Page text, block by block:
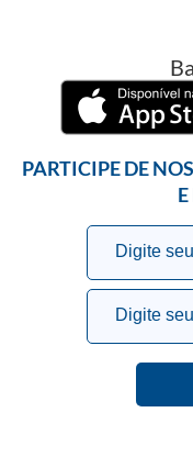
PARTICIPE DE